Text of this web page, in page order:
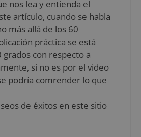
nos lea y entienda el
artículo, cuando se habla
más allá de los 60
práctica se está
grados con respecto a
si no es por el video
podría comrender lo que
de éxitos en este sitio